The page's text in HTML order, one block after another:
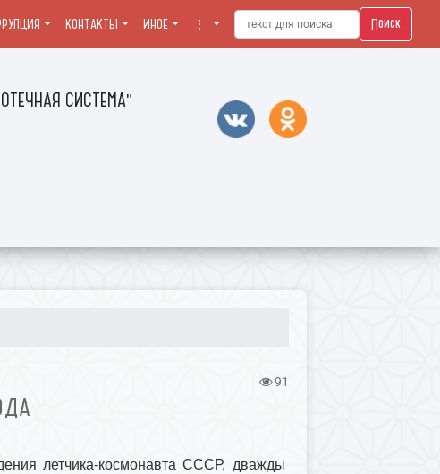
СИСТЕМА"
КОНТАКТЫ ИНОЕ ⋮ Поиск
91
летчика-космонавта СССР, дважды